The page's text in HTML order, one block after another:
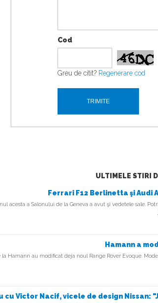
Cod
Greu de citit? Regenerare cod
ULTIMELE STIRI
Ferrari F12 Berlinetta şi Audi
acesta a Salonului de la Geneva a avut şi vedetele sale.
Hamann a
la Hamann au modificat deja noul Range Rover Evoque.
cu Victor Nacif, vicele de design Nissan: